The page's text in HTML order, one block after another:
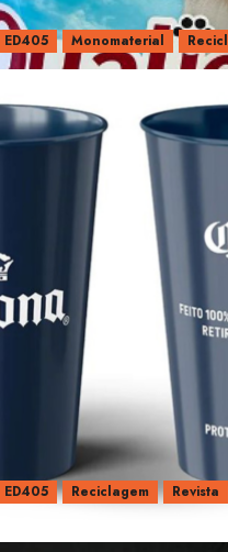
ED405 Monomaterial
ED405 Reciclagem Revista